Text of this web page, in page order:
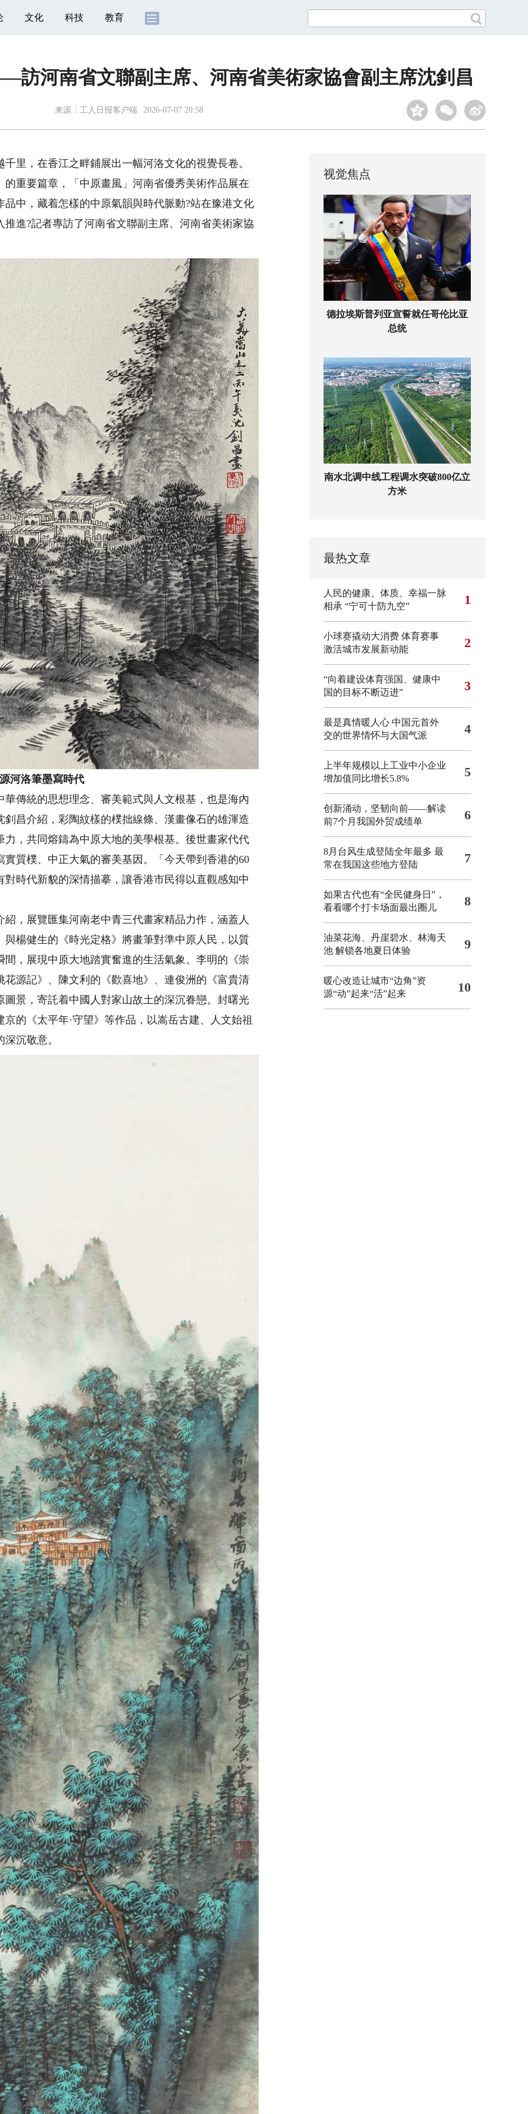
文化 科技 教育
訪河南省文聯副主席、河南省美術家協會副主席沈釗昌
来源： 工人日报客户端 2026-07-07 20:58
，在香江之畔鋪展出一幅河洛文化的視覺長卷。
重要篇章，「中原畫風」河南省優秀美術作品展在
中，藏着怎樣的中原氣韻與時代脈動?站在豫港文化
進?記者專訪了河南省文聯副主席、河南省美術家協
河洛筆墨寫時代
統的思想理念、審美範式與人文根基，也是海內
昌介紹，彩陶紋樣的樸拙線條、漢畫像石的雄渾造
，共同熔鑄為中原大地的美學根基。後世畫家代代
質樸、中正大氣的審美基因。「今天帶到香港的60
時代新貌的深情描摹，讓香港市民得以直觀感知中
展覽匯集河南老中青三代畫家精品力作，涵蓋人
楊健生的《時光定格》將畫筆對準中原人民，以質
，展現中原大地踏實奮進的生活氣象。李明的《崇
源記》、陳文利的《歡喜地》、連俊洲的《富貴清
景，寄託着中國人對家山故土的深沉眷戀。封曙光
的《太平年·守望》等作品，以嵩岳古建、人文始祖
沉敬意。
视觉焦点
德拉埃斯普列亚宣誓就任哥伦比亚
总统
南水北调中线工程调水突破800亿立
方米
最热文章
人民的健康、体质、幸福一脉
相承 “宁可十防九空” 1
小球赛撬动大消费 体育赛事
激活城市发展新动能
2
“向着建设体育强国、健康中
国的目标不断迈进”
3
最是真情暖人心 中国元首外
交的世界情怀与大国气派
4
上半年规模以上工业中小企业
增加值同比增长5.8%
5
创新涌动，坚韧向前——解读
前7个月我国外贸成绩单
6
8月台风生成登陆全年最多 最
常在我国这些地方登陆
7
如果古代也有“全民健身日”，
看看哪个打卡场面最出圈儿
8
油菜花海、丹崖碧水、林海天
池 解锁各地夏日体验
9
暖心改造让城市“边角”资
源“动”起来“活”起来
10